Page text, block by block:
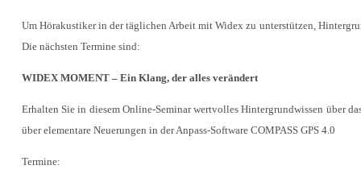
Um Hörakustiker in der täglichen Arbeit mit Widex zu unterstützen,
Die nächsten Termine sind:
WIDEX MOMENT – Ein Klang, der alles verändert
Erhalten Sie in diesem Online-Seminar wertvolles Hintergrundwissen über
über elementare Neuerungen in der Anpass-Software COMPASS GPS 4.0
Termine: